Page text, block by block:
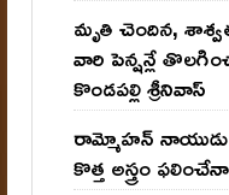
మృతి చెందిన,
వారి పెన్ష‌న్లే
కొండపల్లి శ్రీనివాస్
రామ్మోహ‌న్
కొత్త అస్త్రం